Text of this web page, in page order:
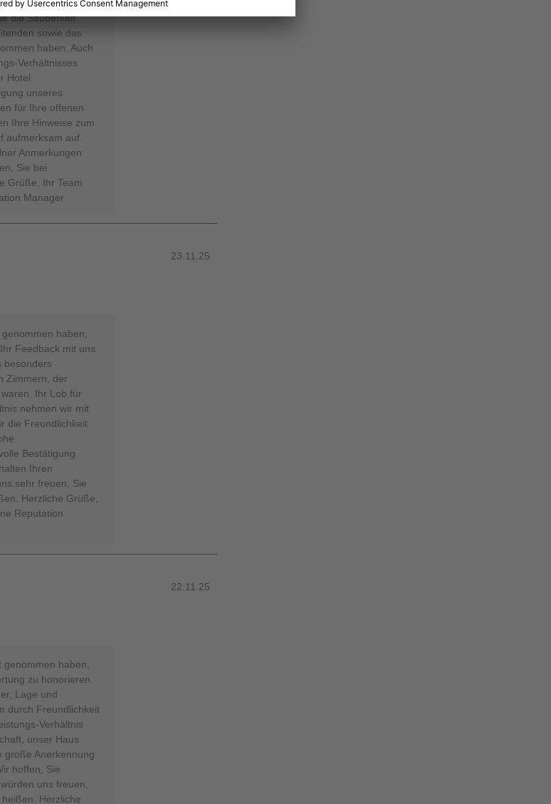
so ausführlich
die Sauberkeit
sowie das
haben. Auch
Verhältnisses
Hotel
unseres
für Ihre offenen
Ihre Hinweise zum
aufmerksam auf.
Anmerkungen
Sie bei
Grüße, Ihr Team
Manager
haben,
Feedback mit uns
besonders
Zimmern, der
Ihr Lob für
nehmen wir mit
die Freundlichkeit
Bestätigung
Ihren
sehr freuen, Sie
Herzliche Grüße,
Reputation
23.11.25
haben,
zu honorieren.
Lage und
durch Freundlichkeit
Verhältnis
unser Haus
große Anerkennung
hoffen, Sie
uns freuen,
Herzliche
22.11.25